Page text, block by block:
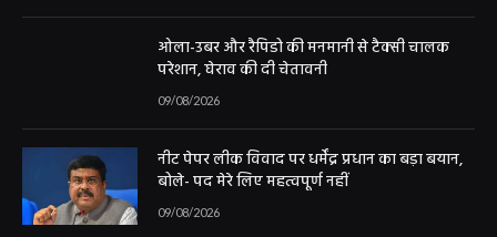
ओला-उबर और रैपिडो की मनमानी से टैक्सी चालक
परेशान, घेराव की दी चेतावनी
09/08/2026
नीट पेपर लीक विवाद पर धर्मेंद्र प्रधान का बड़ा बयान,
बोले- पद मेरे लिए महत्वपूर्ण नहीं
09/08/2026